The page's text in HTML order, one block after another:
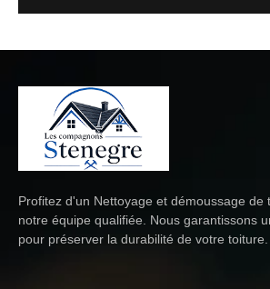
Profitez d'un Nettoyage et démoussage de
notre équipe qualifiée. Nous garantissons
pour préserver la durabilité de votre toiture.